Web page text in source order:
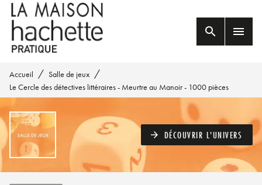
MENU RECHERCHE
PIED DE PAGE
search menu
Accueil / Salle de jeux /
Le Cercle des détectives littéraires - Meurtre au Manoir - 1000 pièces
arrow_forward DÉCOUVRIR L'UNIVERS